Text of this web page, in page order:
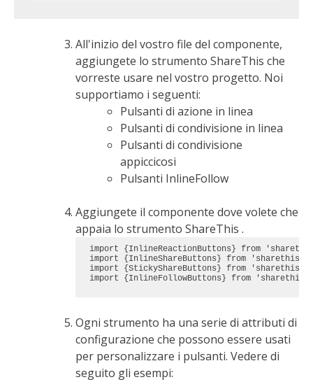
All'inizio del vostro file del componente,
aggiungete lo strumento ShareThis che
vorreste usare nel vostro progetto. Noi
supportiamo i seguenti:
Pulsanti di azione in linea
Pulsanti di condivisione in linea
Pulsanti di condivisione
appiccicosi
Pulsanti InlineFollow
Aggiungete il componente dove volete che
appaia lo strumento ShareThis .
import {InlineReactionButtons} from
import {InlineShareButtons} from 'sharethis-
import {StickyShareButtons} from 'sharethis-
import {InlineFollowButtons} from
Ogni strumento ha una serie di attributi di
configurazione che possono essere usati
per personalizzare i pulsanti. Vedere di
seguito gli esempi: